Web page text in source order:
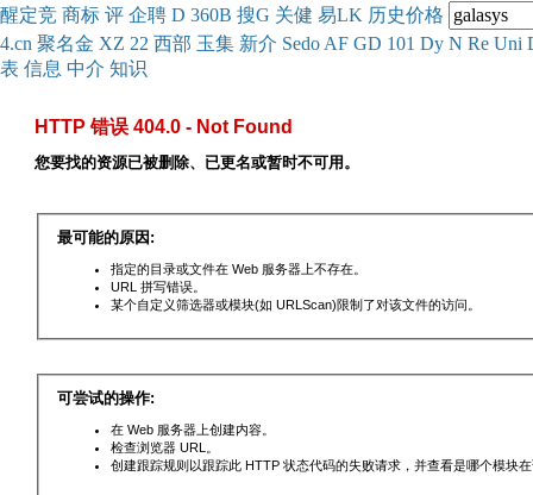
醒定竞 商标 评 企聘 D 360B 搜G 关健 易LK 历史价格
4.cn 聚名金 XZ 22 西部 玉集 新介 Sedo AF GD 101 Dy N Re Uni
表 信息 中介 知识